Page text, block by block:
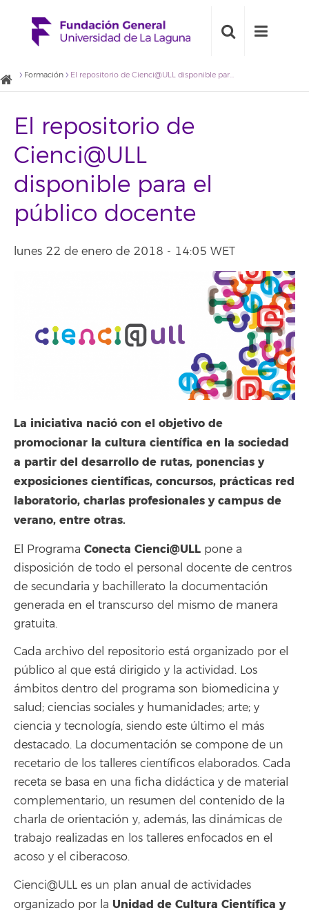
Formación El repositorio de Cienci@ULL disponible para el público docente
El repositorio de
Cienci@ULL
disponible para el
público docente
lunes 22 de enero de 2018 - 14:05 WET
La iniciativa nació con el objetivo de
promocionar la cultura científica en la sociedad
a partir del desarrollo de rutas, ponencias y
exposiciones científicas, concursos, prácticas red
laboratorio, charlas profesionales y campus de
verano, entre otras.
El Programa Conecta Cienci@ULL pone a
disposición de todo el personal docente de centros
de secundaria y bachillerato la documentación
generada en el transcurso del mismo de manera
gratuita.
Cada archivo del repositorio está organizado por el
público al que está dirigido y la actividad. Los
ámbitos dentro del programa son biomedicina y
salud; ciencias sociales y humanidades; arte; y
ciencia y tecnología, siendo este último el más
destacado. La documentación se compone de un
recetario de los talleres científicos elaborados. Cada
receta se basa en una ficha didáctica y de material
complementario, un resumen del contenido de la
charla de orientación y, además, las dinámicas de
trabajo realizadas en los talleres enfocados en el
acoso y el ciberacoso.
Cienci@ULL es un plan anual de actividades
organizado por la Unidad de Cultura Científica y